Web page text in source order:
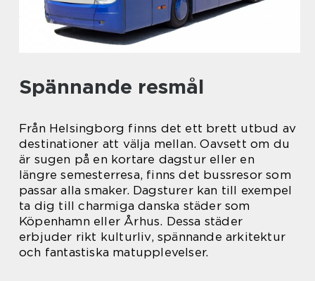
Spännande resmål
Från Helsingborg finns det ett brett utbud av
destinationer att välja mellan. Oavsett om du
är sugen på en kortare dagstur eller en
längre semesterresa, finns det bussresor som
passar alla smaker. Dagsturer kan till exempel
ta dig till charmiga danska städer som
Köpenhamn eller Århus. Dessa städer
erbjuder rikt kulturliv, spännande arkitektur
och fantastiska matupplevelser.